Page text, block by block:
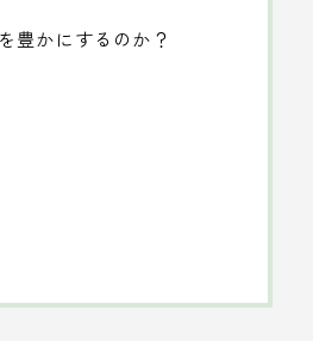
豊かにするのか？